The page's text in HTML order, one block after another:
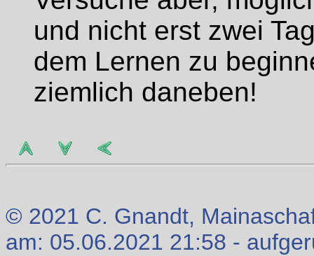
und nicht erst zwei
dem Lernen zu
ziemlich daneben!
© 2021 C. Gnandt,
am: 05.06.2021 21:58 -